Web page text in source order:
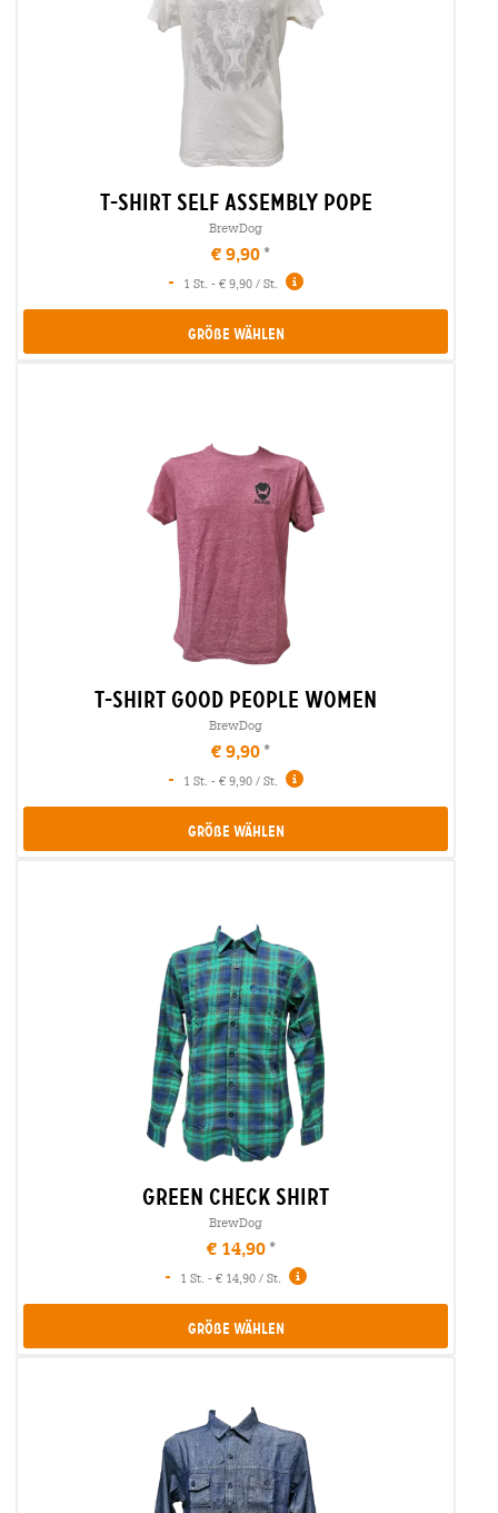
t-shirt self assembly pope
BrewDog
€ 9,90
-
1 St. - € 9,90 / St.
Größe Wählen
t-shirt good people women
BrewDog
€ 9,90
-
1 St. - € 9,90 / St.
Größe Wählen
green check shirt
BrewDog
€ 14,90
-
1 St. - € 14,90 / St.
Größe Wählen